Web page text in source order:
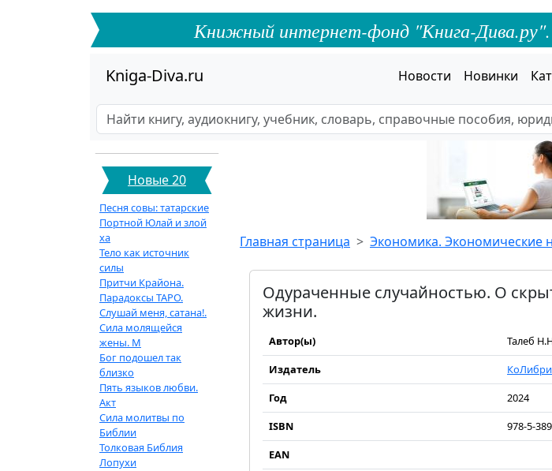
Книжный интернет-фонд "Книга-Дива.ру".
Kniga-Diva.ru Новости Новинки
Новые 20
Песня совы: татарские
Портной Юлай и злой
ха
Тело как источник
силы
Притчи Крайона.
Парадоксы ТАРО.
Слушай меня, сатана!.
Сила молящейся
жены. М
Бог подошел так
близко
Пять языков любви.
Акт
Сила молитвы по
Библии
Толковая Библия
Лопухи
Главная страница Экономика. Экономические
Одураченные случайностью. О
жизни.
Автор(ы)
Талеб
Издатель
КоЛибри
Год
2024
ISBN
978-5-
EAN